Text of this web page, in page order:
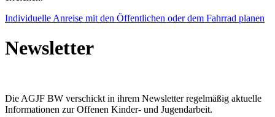
Individuelle Anreise mit den Öffentlichen oder dem Fahrrad planen
Newsletter
Die AGJF BW verschickt in ihrem Newsletterregelmäßig aktuelle
Informationen zurOffenen Kinder- und Jugendarbeit.